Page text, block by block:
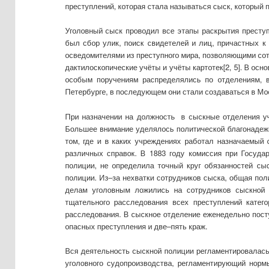
преступлений, которая стала называться сыск,
Уголовный сыск проводил все этапы раскрытия
был сбор улик, поиск свидетелей и лиц, причастных
осведомителями из преступного мира, позволяющими
дактилоскопические учёты и учёты картотек[2, 5]. В
особым поручениям распределялись по
Петербурге, в последующем они стали создаваться в
При назначении на должность в сыскные отделения
Большее внимание уделялось политической
том, где и в каких учреждениях работал
различных справок. В 1883 году комиссия при
полиции, не определила точный круг обязанностей
полиции. Из–за нехватки сотрудников сыска, общая
делам уголовным ложились на сотрудников
тщательного расследования всех преступлений
расследования. В сыскное отделение еженедельно
опасных преступления и две–пять краж.
Вся деятельность сыскной полиции
уголовного судопроизводства, регламентирующий